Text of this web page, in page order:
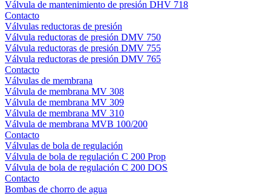
Válvula de mantenimiento de presión DHV 718
Contacto
Válvulas reductoras de presión
Válvula reductoras de presión DMV 750
Válvula reductoras de presión DMV 755
Válvula reductoras de presión DMV 765
Contacto
Válvulas de membrana
Válvula de membrana MV 308
Válvula de membrana MV 309
Válvula de membrana MV 310
Válvula de membrana MVB 100/200
Contacto
Válvulas de bola de regulación
Válvula de bola de regulación C 200 Prop
Válvula de bola de regulación C 200 DOS
Contacto
Bombas de chorro de agua